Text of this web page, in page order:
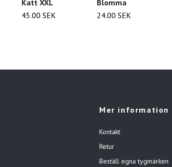
Katt XXL
45.00 SEK
Blomma
24.00 SEK
Mer information
Kontakt
Retur
Beställ egna tygmärken